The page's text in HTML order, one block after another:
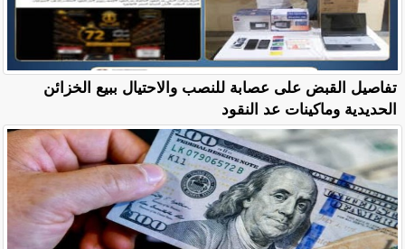
تفاصيل القبض على عصابة للنصب والاحتيال ببيع الخزائن
الحديدية وماكينات عد النقود